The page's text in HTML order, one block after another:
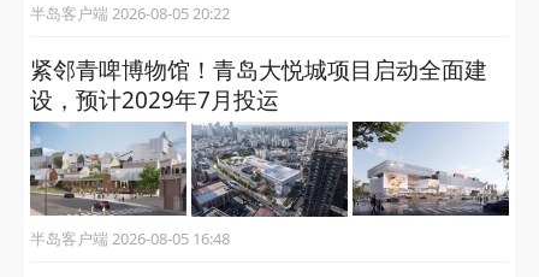
半岛客户端 2026-08-05 20:22
紧邻青啤博物馆！青岛大悦城项目启动全面建
设，预计2029年7月投运
半岛客户端 2026-08-05 16:48